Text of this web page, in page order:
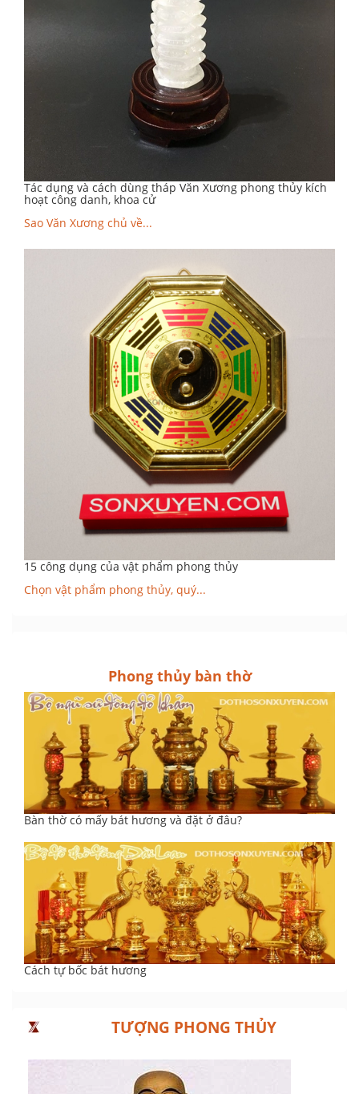
Tác dụng và cách dùng tháp Văn Xương phong thủy kích
hoạt công danh, khoa cử
Sao Văn Xương chủ về...
15 công dụng của vật phẩm phong thủy
Chọn vật phẩm phong thủy, quý...
Phong thủy bàn thờ
Bàn thờ có mấy bát hương và đặt ở đâu?
Cách tự bốc bát hương
TƯỢNG PHONG THỦY